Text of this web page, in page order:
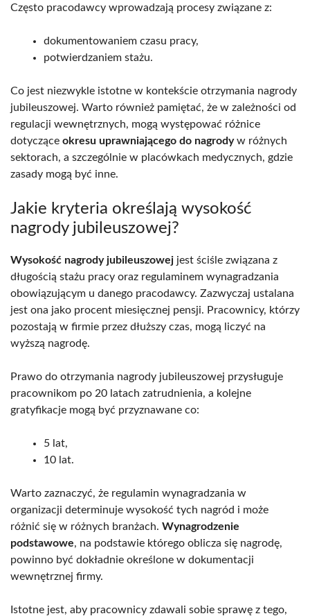
Często pracodawcy wprowadzają procesy związane z:
dokumentowaniem czasu pracy,
potwierdzaniem stażu.
Co jest niezwykle istotne w kontekście otrzymania nagrody
jubileuszowej. Warto również pamiętać, że w zależności od
regulacji wewnętrznych, mogą występować różnice
dotyczące okresu uprawniającego do nagrodyw różnych
sektorach, a szczególnie w placówkach medycznych, gdzie
zasady mogą być inne.
Jakie kryteria określają wysokość
nagrody jubileuszowej?
Wysokość nagrody jubileuszowej jest ściśle związana z
długością stażu pracy oraz regulaminem wynagradzania
obowiązującym u danego pracodawcy. Zazwyczaj ustalana
jest ona jako procent miesięcznej pensji. Pracownicy, którzy
pozostają w firmie przez dłuższy czas, mogą liczyć na
wyższą nagrodę.
Prawo do otrzymania nagrody jubileuszowej przysługuje
pracownikom po 20 latach zatrudnienia, a kolejne
gratyfikacje mogą być przyznawane co:
5 lat,
10 lat.
Warto zaznaczyć, że regulamin wynagradzania w
organizacji determinuje wysokość tych nagród i może
różnić się w różnych branżach. Wynagrodzenie
podstawowe, na podstawie którego oblicza się nagrodę,
powinno być dokładnie określone w dokumentacji
wewnętrznej firmy.
Istotne jest, aby pracownicy zdawali sobie sprawę z tego,